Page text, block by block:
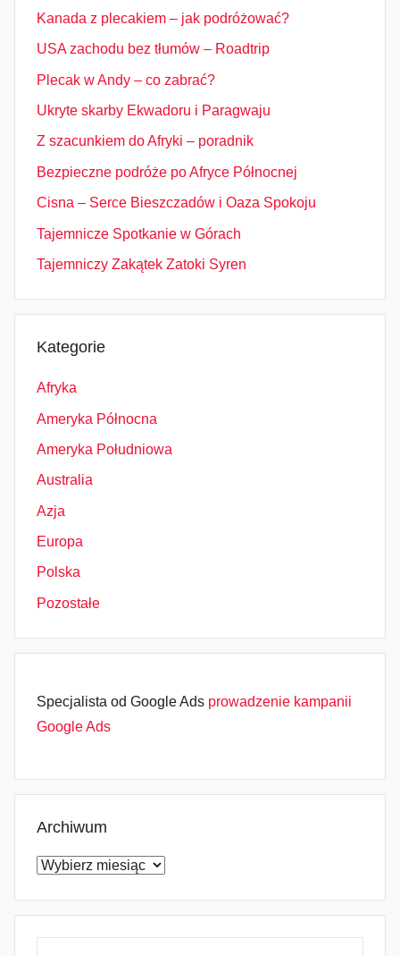
Kanada z plecakiem – jak podróżować?
USA zachodu bez tłumów – Roadtrip
Plecak w Andy – co zabrać?
Ukryte skarby Ekwadoru i Paragwaju
Z szacunkiem do Afryki – poradnik
Bezpieczne podróże po Afryce Północnej
Cisna – Serce Bieszczadów i Oaza Spokoju
Tajemnicze Spotkanie w Górach
Tajemniczy Zakątek Zatoki Syren
Kategorie
Afryka
Ameryka Północna
Ameryka Południowa
Australia
Azja
Europa
Polska
Pozostałe
Specjalista od Google Ads prowadzenie kampanii
Google Ads
Archiwum
Archiwum